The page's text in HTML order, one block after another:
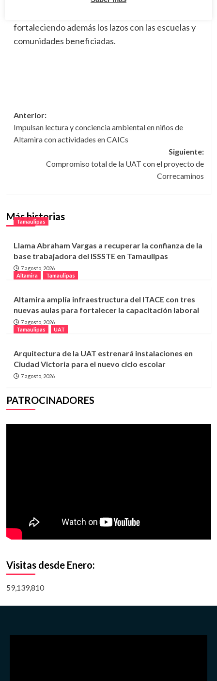
fortaleciendo además los lazos con las escuelas y
comunidades beneficiadas.
Navegación
de
entradas
Anterior:
Impulsan lectura y conciencia ambiental en niños de
Altamira con actividades en CAICs
Siguiente:
Compromiso total de la UAT con el proyecto de
Correcaminos
Más historias
Tamaulipas
Llama Abraham Vargas a recuperar la confianza de la
base trabajadora del ISSSTE en Tamaulipas
7 agosto, 2026
Altamira
Tamaulipas
Altamira amplía infraestructura del ITACE con tres
nuevas aulas para fortalecer la capacitación laboral
7 agosto, 2026
Tamaulipas
UAT
Arquitectura de la UAT estrenará instalaciones en
Ciudad Victoria para el nuevo ciclo escolar
7 agosto, 2026
PATROCINADORES
Visitas desde Enero:
59,139,810